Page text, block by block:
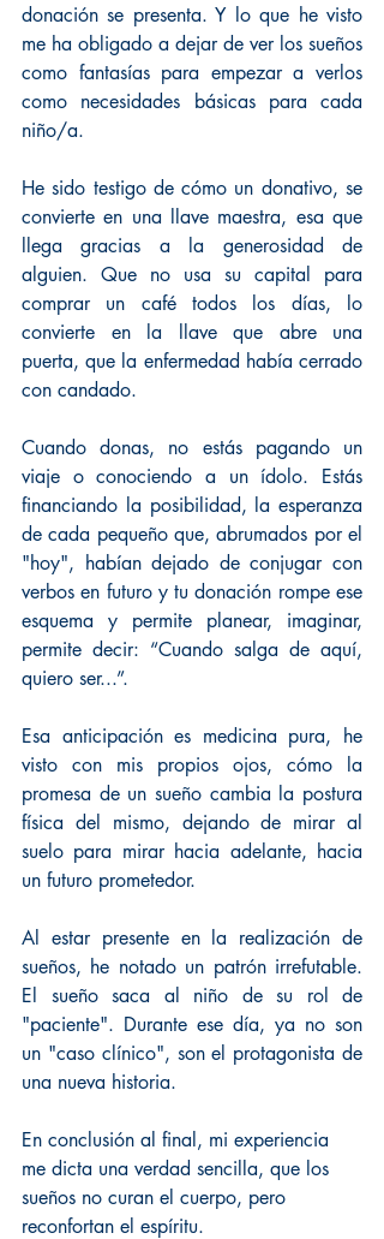
donación se presenta. Y lo que he visto
me ha obligado a dejar de ver los sueños
como fantasías para empezar a verlos
como necesidades básicas para cada
niño/a.
He sido testigo de cómo un donativo, se
convierte en una llave maestra, esa que
llega gracias a la generosidad de
alguien. Que no usa su capital para
comprar un café todos los días, lo
convierte en la llave que abre una
puerta, que la enfermedad había cerrado
con candado.
Cuando donas, no estás pagando un
viaje o conociendo a un ídolo. Estás
financiando la posibilidad, la esperanza
de cada pequeño que, abrumados por el
"hoy", habían dejado de conjugar con
verbos en futuro y tu donación rompe ese
esquema y permite planear, imaginar,
permite decir: “Cuando salga de aquí,
quiero ser...”.
Esa anticipación es medicina pura, he
visto con mis propios ojos, cómo la
promesa de un sueño cambia la postura
física del mismo, dejando de mirar al
suelo para mirar hacia adelante, hacia
un futuro prometedor.
Al estar presente en la realización de
sueños, he notado un patrón irrefutable.
El sueño saca al niño de su rol de
"paciente". Durante ese día, ya no son
un "caso clínico", son el protagonista de
una nueva historia.
En conclusión al final, mi experiencia
me dicta una verdad sencilla, que los
sueños no curan el cuerpo, pero
reconfortan el espíritu.